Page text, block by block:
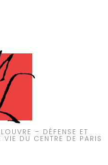
– DÉFENSE ET
DU CENTRE DE PARIS